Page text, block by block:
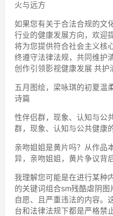
火与远方
如果您有关于合法合规的文
行业的健康发展方向，欢迎
将为您提供符合社会主义核
终遵守法律法规，共同维护
创作引领影视健康发展 共护
五月图绘，梁咏琪的初夏温
诗篇
性伴侣群，现象、认知与公
群，现象、认知与公共健康
亲吻姐姐是黄片吗？从作品
异，亲吻姐姐，黄片争议背
我理解您可能是在进行某种
的关键词组合sm残酷虐阴
自愿、且严重违法的内容。
台和法律法规下都是严格禁